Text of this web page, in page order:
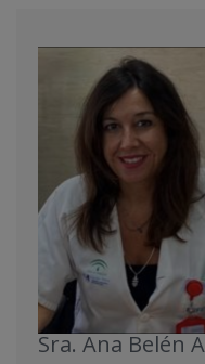
Sra. Ana Belén